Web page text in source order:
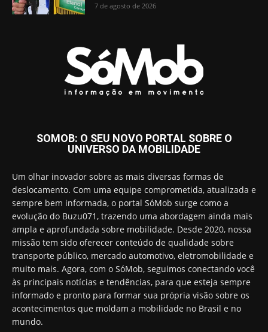
7 de agosto de 2026
SOMOB: O SEU NOVO PORTAL SOBRE O
UNIVERSO DA MOBILIDADE
Um olhar inovador sobre as mais diversas formas de
deslocamento. Com uma equipe comprometida, atualizada e
sempre bem informada, o portal SóMob surge como a
evolução do Buzu071, trazendo uma abordagem ainda mais
ampla e aprofundada sobre mobilidade. Desde 2020, nossa
missão tem sido oferecer conteúdo de qualidade sobre
transporte público, mercado automotivo, eletromobilidade e
muito mais. Agora, com o SóMob, seguimos conectando você
às principais notícias e tendências, para que esteja sempre
informado e pronto para formar sua própria visão sobre os
acontecimentos que moldam a mobilidade no Brasil e no
mundo.